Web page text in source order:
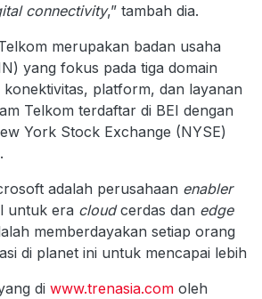
connectivity,” tambah dia.
merupakan badan usaha
yang fokus pada tiga domain
konektivitas, platform, dan layanan
Telkom terdaftar di BEI dengan
York Stock Exchange (NYSE)
adalah perusahaan enabler
untuk era cloudcerdas dan edge
memberdayakan setiap orang
di planet ini untuk mencapai lebih
di www.trenasia.com oleh